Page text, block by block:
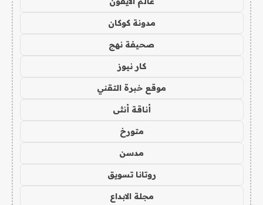
مدونة كوكان
صحيفة نهج
كار نيوز
موقع خبرة التقني
أناقة أنثى
متورخ
مدسن
روتانا تسويق
مجلة الابداع